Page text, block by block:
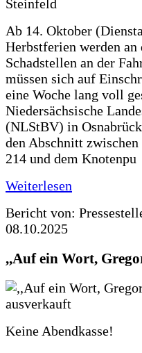
Ab 14. Oktober
Herbstferien werden
Schadstellen an der
müssen sich auf
eine Woche lang voll
Niedersächsische
(NLStBV) in
den Abschnitt
214 und dem Knotenpu
Weiterlesen
Bericht von:
08.10.2025
,,Auf ein Wort,
Keine Abendkasse!